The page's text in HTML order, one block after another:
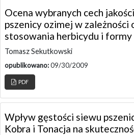
Ocena wybranych cech
pszenicy ozimej w zależności
stosowania herbicydu i
Tomasz Sekutkowski
opublikowano:09/30/2009
PDF
Wpływ gęstości siewu
Kobra i Tonacja na